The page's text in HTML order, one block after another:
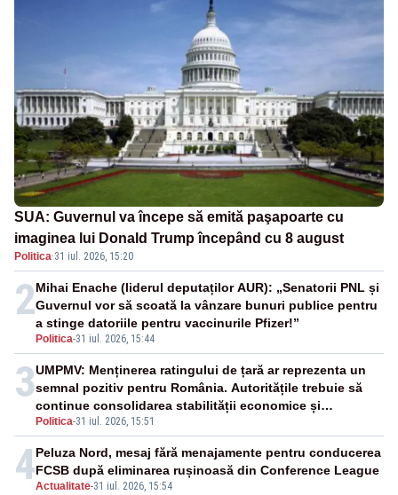
SUA: Guvernul va începe să emită paşapoarte cu
imaginea lui Donald Trump începând cu 8 august
Politica·31 iul. 2026, 15:20
2
Politica-31 iul. 2026, 15:44
Mihai Enache (liderul deputaților AUR): „Senatorii PNL și
Guvernul vor să scoată la vânzare bunuri publice pentru
a stinge datoriile pentru vaccinurile Pfizer!”
3
Politica-31 iul. 2026, 15:51
UMPMV: Menținerea ratingului de țară ar reprezenta un
semnal pozitiv pentru România. Autoritățile trebuie să
continue consolidarea stabilității economice și
financiare
4Actualitate-31 iul. 2026, 15:54
Peluza Nord, mesaj fără menajamente pentru conducerea
FCSB după eliminarea rușinoasă din Conference League